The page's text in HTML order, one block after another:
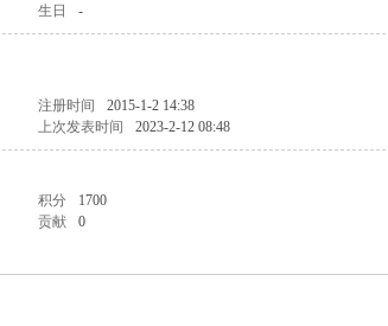
生日 -
注册时间 2015-1-2 14:38
上次发表时间 2023-2-12 08:48
积分 1700
贡献 0